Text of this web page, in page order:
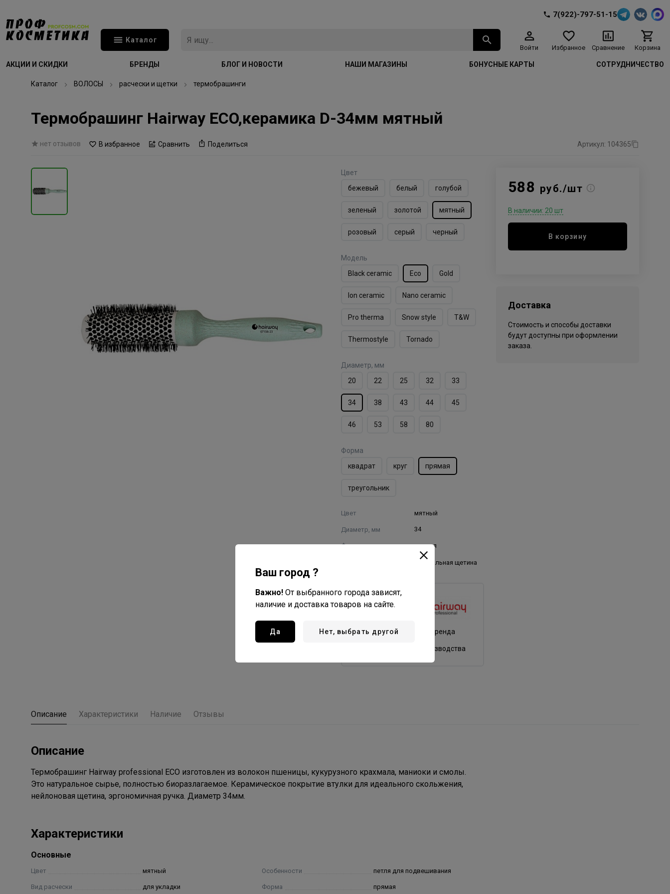
7(922)-797-51-15
Каталог
Войти Избранное Сравнение Корзина
АКЦИИ И СКИДКИ БРЕНДЫ БЛОГ И НОВОСТИ НАШИ МАГАЗИНЫ БОНУСНЫЕ КАРТЫ СОТРУДНИЧЕСТВО
Каталог ВОЛОСЫ расчески и щетки термобрашинги
Термобрашинг Hairway ECO,керамика D-34мм мятный
нет отзывов В избранное Сравнить Поделиться Артикул: 104365
Цвет
бежевый
белый голубой
зеленый золотой мятный
розовый серый черный
Модель
Black ceramic
Eco Gold
Ion ceramic Nano ceramic
Pro therma Snow style T&W
Thermostyle Tornado
Диаметр, мм
20
22 25 32 33
34 38 43 44 45
46 53 58 80
Форма
квадрат
круг прямая
треугольник
Цвет мятный
Диаметр, мм 34
Форма прямая
натуральная щетина
HairWay
Германия - страна бренда
Китай - страна производства
588 руб./шт
В наличии: 20 шт
В корзину
Доставка
Стоимость и способы доставки
будут доступны при оформлении
заказа.
Описание Характеристики Наличие Отзывы
Описание
Термобрашинг Hairway professional ECO изготовлен из волокон пшеницы, кукурузного крахмала, маниоки и смолы.
Это натуральное сырье, полностью биоразлагаемое. Керамическое покрытие втулки для идеального скольжения,
нейлоновая щетина, эргономичная ручка. Диаметр 34мм.
Характеристики
Основные
Цвет мятный
Вид расчески для укладки
Особенности петля для подвешивания
Форма прямая
Ваш город ?
Важно! От выбранного города зависят,
наличие и доставка товаров на сайте.
Да Нет, выбрать другой